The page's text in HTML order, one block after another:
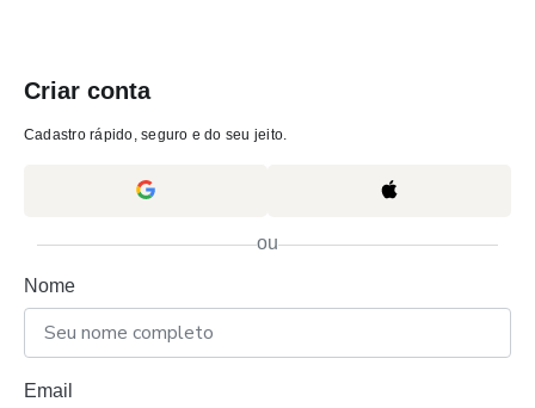
Criar conta
Cadastro rápido, seguro e do seu jeito.
ou
Nome
Email